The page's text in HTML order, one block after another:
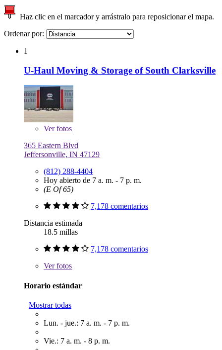
Haz clic en el marcador y arrástralo para reposicionar el mapa.
Ordenar por:
1
U-Haul Moving & Storage of South Clarksville
Verfotos
365 Eastern Blvd
Jeffersonville, IN 47129
(812) 288-4404
Hoy abierto de 7 a. m. - 7 p. m.
(E Of 65)
7,178 comentarios
Distancia estimada
18.5 millas
7,178 comentarios
Verfotos
Horario estándar
Mostrar todas
Lun. - jue.: 7 a. m. - 7 p. m.
Vie.: 7 a. m. - 8 p. m.